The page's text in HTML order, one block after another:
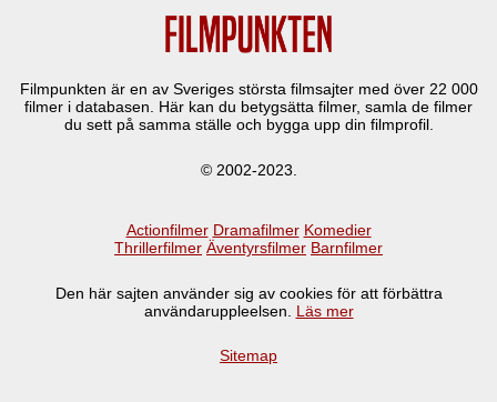
Filmpunkten är en av Sveriges största filmsajter med över 22 000
filmer i databasen. Här kan du betygsätta filmer, samla de filmer
du sett på samma ställe och bygga upp din filmprofil.
© 2002-2023.
Actionfilmer Dramafilmer Komedier
Thrillerfilmer Äventyrsfilmer Barnfilmer
Den här sajten använder sig av cookies för att förbättra
användaruppleelsen. Läs mer
Sitemap